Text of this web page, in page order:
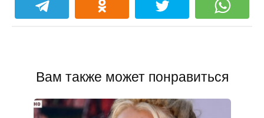
Вам также может понравиться